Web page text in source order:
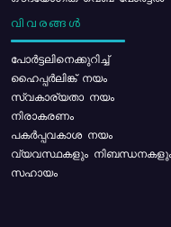
വിവരങ്ങൾ
പോര്‍ട്ടലിനെക്കുറിച്ച്
ഹൈപ്പർലിങ്ക് നയം
സ്വകാര്യതാ നയം
നിരാകരണം
പകർപ്പവകാശ നയം
വ്യവസ്ഥകളും
സഹായം